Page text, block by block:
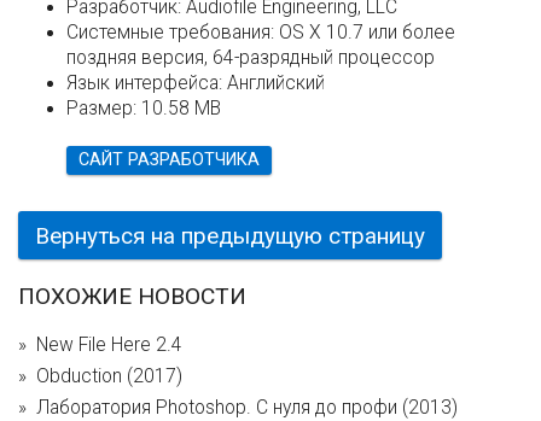
Разработчик: Audiofile Engineering, LLC
Системные требования: OS X 10.7 или более
поздняя версия, 64-разрядный процессор
Язык интерфейса: Английский
Размер: 10.58 MB
САЙТ РАЗРАБОТЧИКА
Вернуться на предыдущую страницу
ПОХОЖИЕ НОВОСТИ
New File Here 2.4
Obduction (2017)
Лаборатория Photoshop. С нуля до профи (2013)